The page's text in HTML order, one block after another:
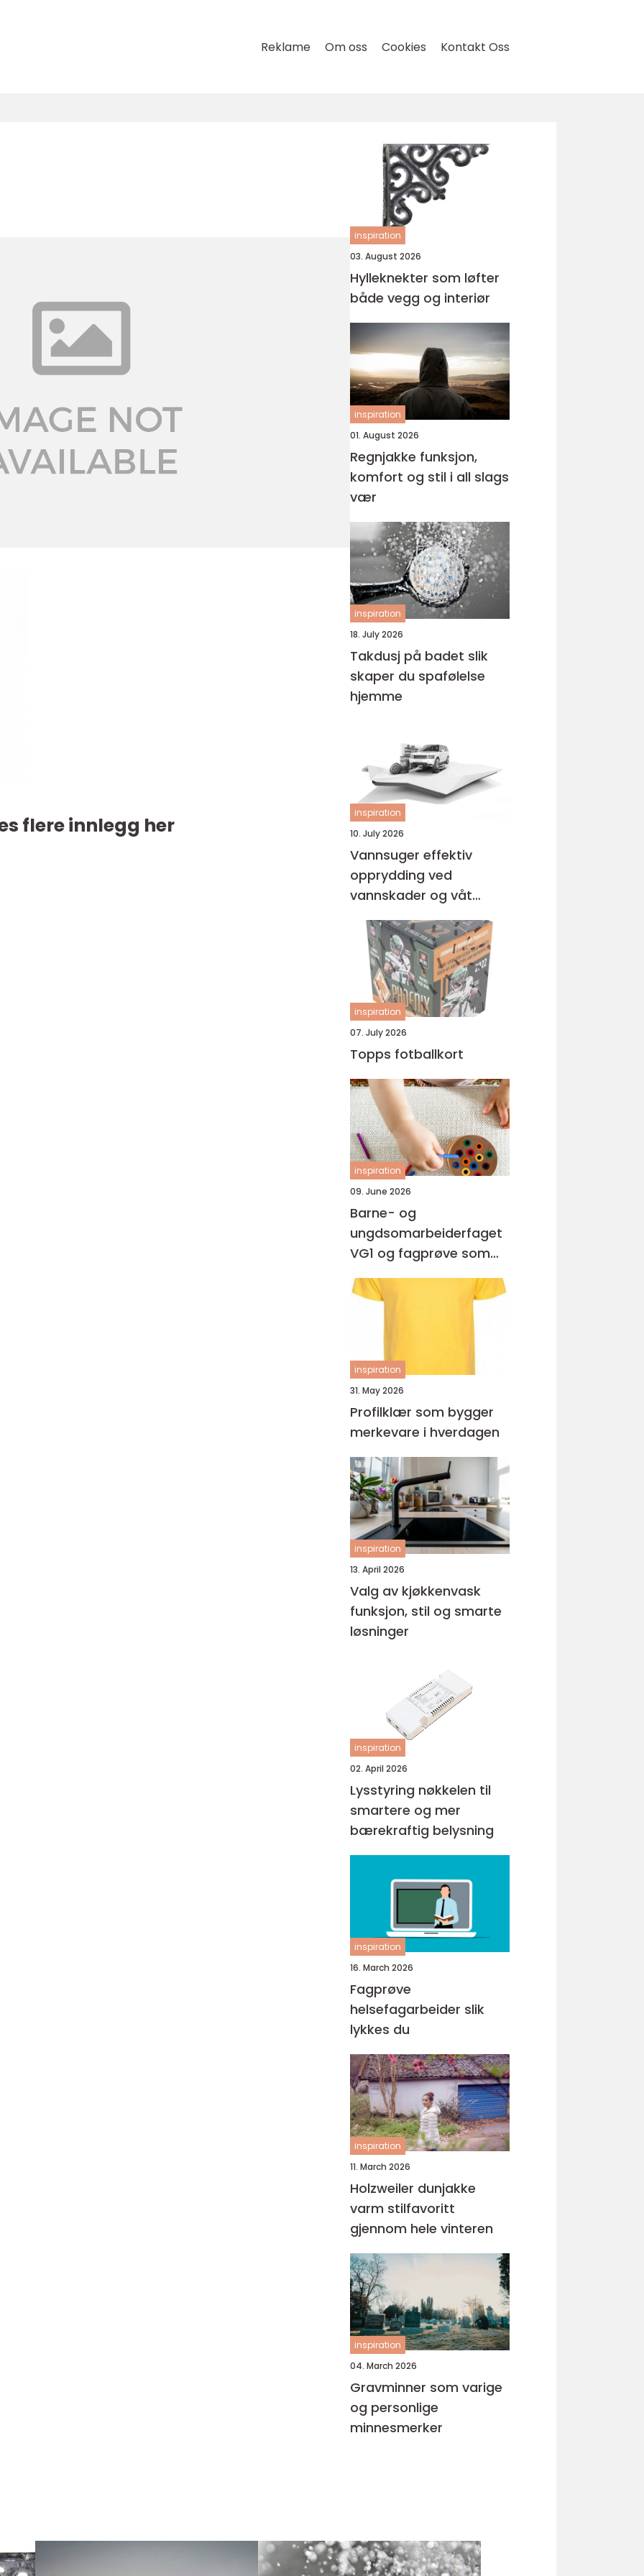
Reklame Om oss Cookies Kontakt Oss
flere innlegg her
inspiration
03. August 2026
Hylleknekter som løfter
både vegg og interiør
inspiration
01. August 2026
Regnjakke funksjon,
komfort og stil i all slags
vær
inspiration
18. July 2026
Takdusj på badet slik
skaper du spafølelse
hjemme
inspiration
10. July 2026
Vannsuger effektiv
opprydding ved
vannskader og våt
rengjøring
inspiration
07. July 2026
Topps fotballkort
inspiration
09. June 2026
Barne- og
ungdsomarbeiderfaget
VG1 og fagprøve som
barne- og
ungdomsarbeider –
inspiration
31. May 2026
Profilklær som bygger
merkevare i hverdagen
inspiration
13. April 2026
Valg av kjøkkenvask
funksjon, stil og smarte
løsninger
inspiration
02. April 2026
Lysstyring nøkkelen til
smartere og mer
bærekraftig belysning
inspiration
16. March 2026
Fagprøve
helsefagarbeider slik
lykkes du
inspiration
11. March 2026
Holzweiler dunjakke
varm stilfavoritt
gjennom hele vinteren
inspiration
04. March 2026
Gravminner som varige
og personlige
minnesmerker